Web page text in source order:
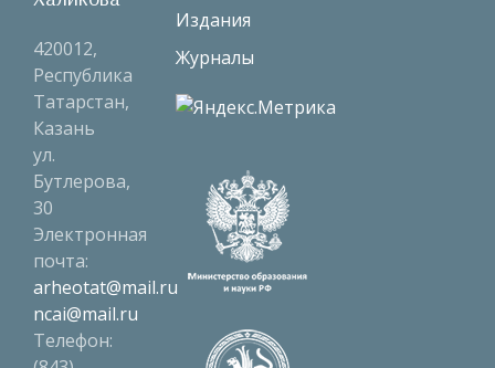
420012,
Республика
Татарстан,
Казань
ул.
Бутлерова,
30
Электронная
почта:
arheotat@mail.ru
ncai@mail.ru
Телефон:
Издания
Журналы